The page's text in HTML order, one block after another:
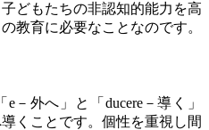
どもたちの非認知的能力を高
教育に必要なことなのです。
e－外へ」と「 ducere－導く」
くことです。個性を重視し間